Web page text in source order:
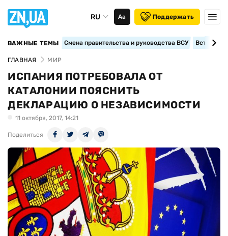
RU Аа Поддержать
ВАЖНЫЕ ТЕМЫ Смена правительства и руководства ВСУ
ГЛАВНАЯ МИР
ИСПАНИЯ ПОТРЕБОВАЛА ОТ
КАТАЛОНИИ ПОЯСНИТЬ
ДЕКЛАРАЦИЮ О НЕЗАВИСИМОСТИ
11 октября, 2017, 14:21
Поделиться